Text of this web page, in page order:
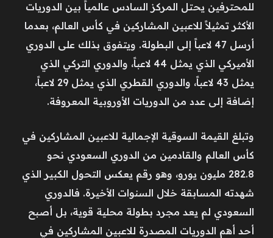
للمحترفين يحتل المركز السادس عالمياً بين الدوريات
الأكثر تمثيلاً للاعبين المشاركين في كأس العالم، بعدما
أرسل 47 لاعباً إلى البطولة. ويتفوق بذلك على الدوري
الأميركي الذي يمثل 44 لاعباً، والدوري التركي الذي
يمثل 43 لاعباً، والدوري القطري الذي يمثل 29 لاعباً،
إضافة إلى عدد من الدوريات الأوروبية المعروفة.
وتبلغ القيمة السوقية الإجمالية للاعبين المشاركين في
كأس العالم والقادمين من الدوري السعودي نحو
282.8 مليون يورو، وهو رقم يعكس التحول الكبير الذي
شهدته المسابقة خلال السنوات الأخيرة. فالدوري
السعودي لم يعد مجرد بطولة محلية قوية، بل أصبح
أحد أهم الدوريات المصدرة للاعبين المشاركين في